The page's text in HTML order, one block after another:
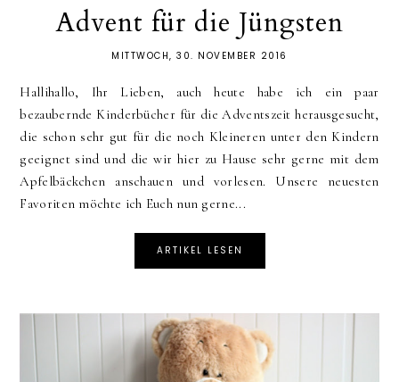
Advent für die Jüngsten
MITTWOCH, 30. NOVEMBER 2016
Hallihallo, Ihr Lieben, auch heute habe ich ein paar
bezaubernde Kinderbücher für die Adventszeit herausgesucht,
die schon sehr gut für die noch Kleineren unter den Kindern
geeignet sind und die wir hier zu Hause sehr gerne mit dem
Apfelbäckchen anschauen und vorlesen. Unsere neuesten
Favoriten möchte ich Euch nun gerne...
ARTIKEL LESEN